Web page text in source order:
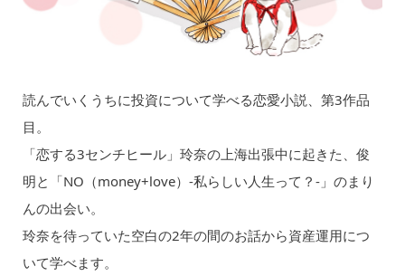
読んでいくうちに投資について学べる恋愛小説、第3作品
目。
「恋する3センチヒール」玲奈の上海出張中に起きた、俊
明と「NO（money+love）-私らしい人生って？-」のまり
んの出会い。
玲奈を待っていた空白の2年の間のお話から資産運用につ
いて学べます。